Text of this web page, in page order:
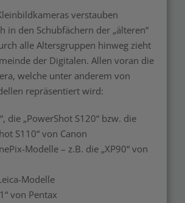
verstauben
in den Schubfächern der „älteren“
alle Altersgruppen hinweg zieht
der Digitalen. Allen voran die
welche unter anderem von
repräsentiert wird:
die „PowerShot S120“ bzw. die
S110“ von Canon
Modelle – z.B. die „XP90“ von
Modelle
von Pentax